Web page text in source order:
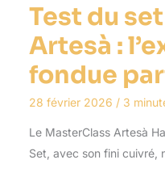
Test du
Artesà :
fondue
28 février 2026 / 3
Le MasterClass Artesà
Set, avec son fini cuivré,